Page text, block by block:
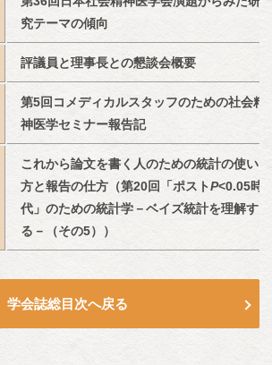
究テーマの傾向
評議員と理事長との懇談会概要
第5回コメディカルスタッフのための社会精
神医学セミナー報告記
これから論文を書く人のための統計の使い
方と報告の仕方（第20回「ポストP<0.05時
代」のための統計学－ベイズ統計を理解す
る－（その5））
学会誌総目次へ戻る